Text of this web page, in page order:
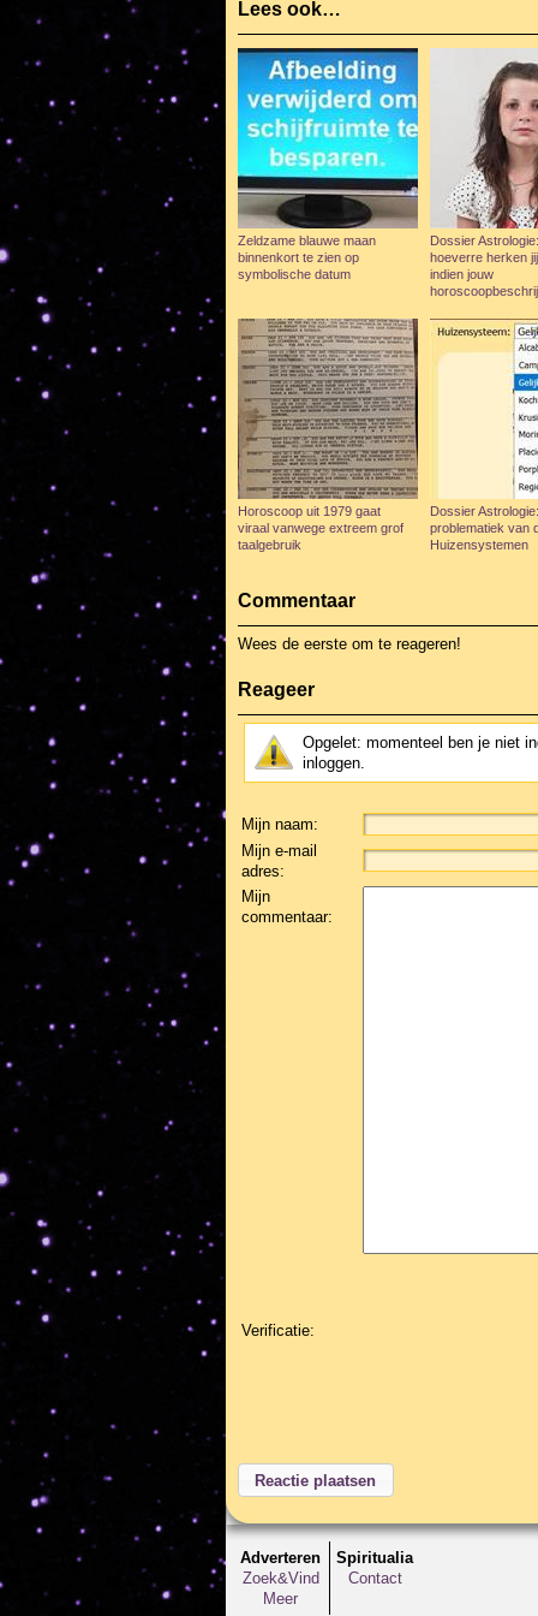
Lees ook…
Zeldzame blauwe maan
binnenkort te zien op
symbolische datum
Dossier
hoeverre herken
indien jouw
Horoscoop uit 1979 gaat
viraal vanwege extreem grof
taalgebruik
Dossier
problematiek van
Huizensystemen
Commentaar
Wees de eerste om te reageren!
Reageer
Opgelet: momenteel ben je niet
inloggen.
Mijn naam:
Mijn e-mail
adres:
Mijn
commentaar:
Verificatie:
Adverteren
Zoek&Vind
Meer
Spiritualia
Contact